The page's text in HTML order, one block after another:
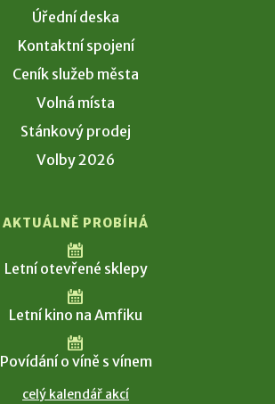
Úřední deska
Kontaktní spojení
Ceník služeb města
Volná místa
Stánkový prodej
Volby 2026
AKTUÁLNĚ PROBÍHÁ
Letní otevřené sklepy
Letní kino na Amfiku
Povídání o víně s vínem
celý kalendář akcí